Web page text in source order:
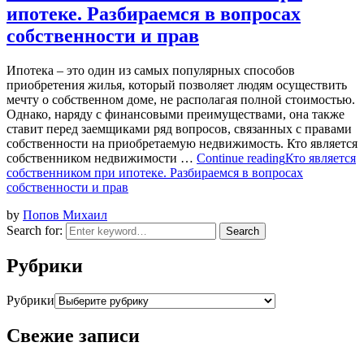
ипотеке. Разбираемся в вопросах
собственности и прав
Ипотека – это один из самых популярных способов
приобретения жилья, который позволяет людям осуществить
мечту о собственном доме, не располагая полной стоимостью.
Однако, наряду с финансовыми преимуществами, она также
ставит перед заемщиками ряд вопросов, связанных с правами
собственности на приобретаемую недвижимость. Кто является
собственником недвижимости … Continue readingКто является
собственником при ипотеке. Разбираемся в вопросах
собственности и прав
by Попов Михаил
Search for:
Search
Рубрики
Рубрики
Свежие записи